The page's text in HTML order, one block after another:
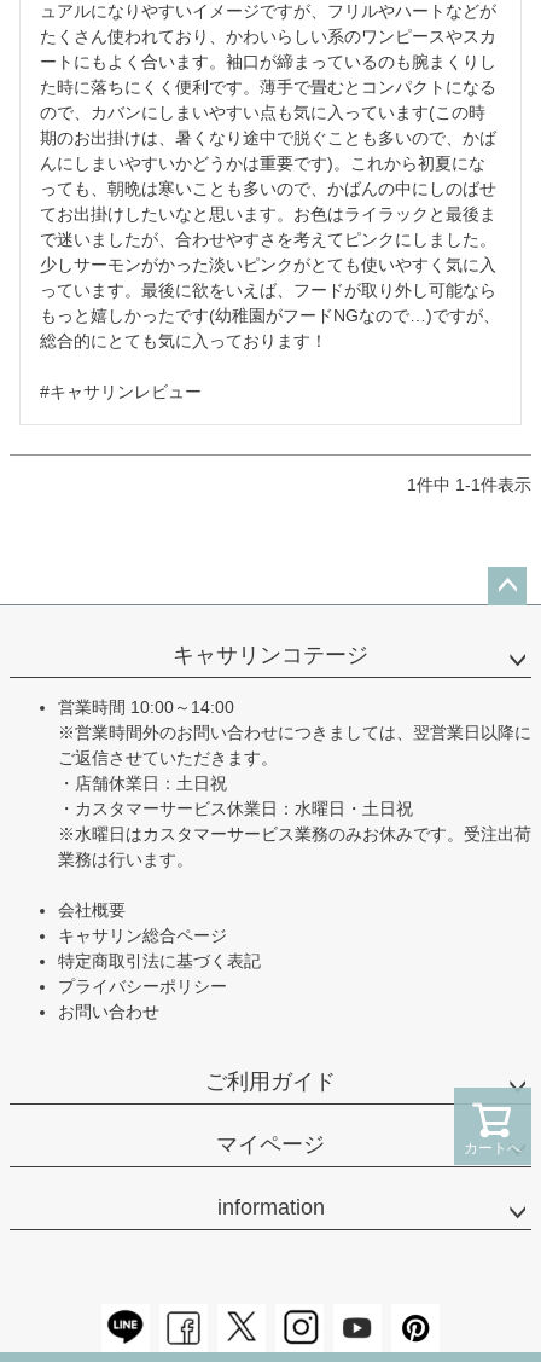
カートへ
ュアルになりやすいイメージですが、フリルやハートなどが
たくさん使われており、かわいらしい系のワンピースやスカ
ートにもよく合います。袖口が締まっているのも腕まくりし
た時に落ちにくく便利です。薄手で畳むとコンパクトになる
ので、カバンにしまいやすい点も気に入っています(この時
期のお出掛けは、暑くなり途中で脱ぐことも多いので、かば
んにしまいやすいかどうかは重要です)。これから初夏にな
っても、朝晩は寒いことも多いので、かばんの中にしのばせ
てお出掛けしたいなと思います。お色はライラックと最後ま
で迷いましたが、合わせやすさを考えてピンクにしました。
少しサーモンがかった淡いピンクがとても使いやすく気に入
っています。最後に欲をいえば、フードが取り外し可能なら
もっと嬉しかったです(幼稚園がフードNGなので…)ですが、
総合的にとても気に入っております！
1件中 1-1件表示
ップ
キャサリンコテージ
営業時間 10:00～14:00
※営業時間外のお問い合わせにつきましては、翌営業日以降に
ご返信させていただきます。
・店舗休業日：土日祝
・カスタマーサービス休業日：水曜日・土日祝
※水曜日はカスタマーサービス業務のみお休みです。受注出荷
業務は行います。
会社概要
キャサリン総合ページ
特定商取引法に基づく表記
プライバシーポリシー
お問い合わせ
ご利用ガイド
マイページ
information